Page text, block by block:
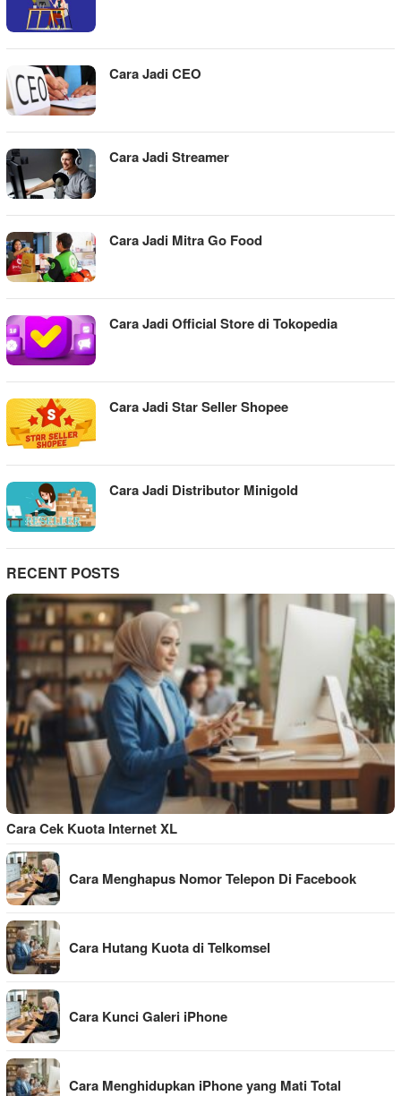
Cara Jadi CEO
Cara Jadi Streamer
Cara Jadi Mitra Go Food
Cara Jadi Official Store di Tokopedia
Cara Jadi Star Seller Shopee
Cara Jadi Distributor Minigold
RECENT POSTS
Cara Cek Kuota Internet XL
Cara Menghapus Nomor Telepon Di Facebook
Cara Hutang Kuota di Telkomsel
Cara Kunci Galeri iPhone
Cara Menghidupkan iPhone yang Mati Total